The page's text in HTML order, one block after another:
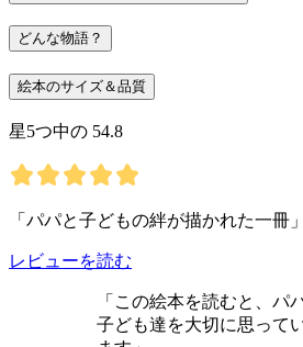
どんな物語？
絵本のサイズ＆品質
星5つ中の 54.8
「パパと子どもの絆が描かれた一冊」
レビューを読む
「この絵本を読むと、パ
子ども達を大切に思って